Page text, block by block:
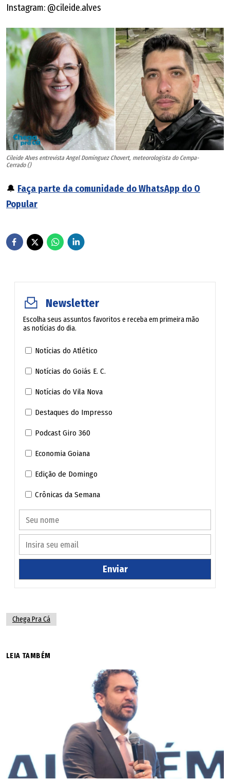
Instagram: @cileide.alves
Cileide Alves entrevista Angel Domínguez Chovert, meteorologista do Cempa-
Cerrado ()
🔔 Faça parte da comunidade do WhatsApp do O
Popular
Newsletter
Escolha seus assuntos favoritos e receba em primeira mão
as notícias do dia.
Notícias do Atlético
Notícias do Goiás E. C.
Notícias do Vila Nova
Destaques do Impresso
Podcast Giro 360
Economia Goiana
Edição de Domingo
Crônicas da Semana
Enviar
Chega Pra Cá
LEIA TAMBÉM